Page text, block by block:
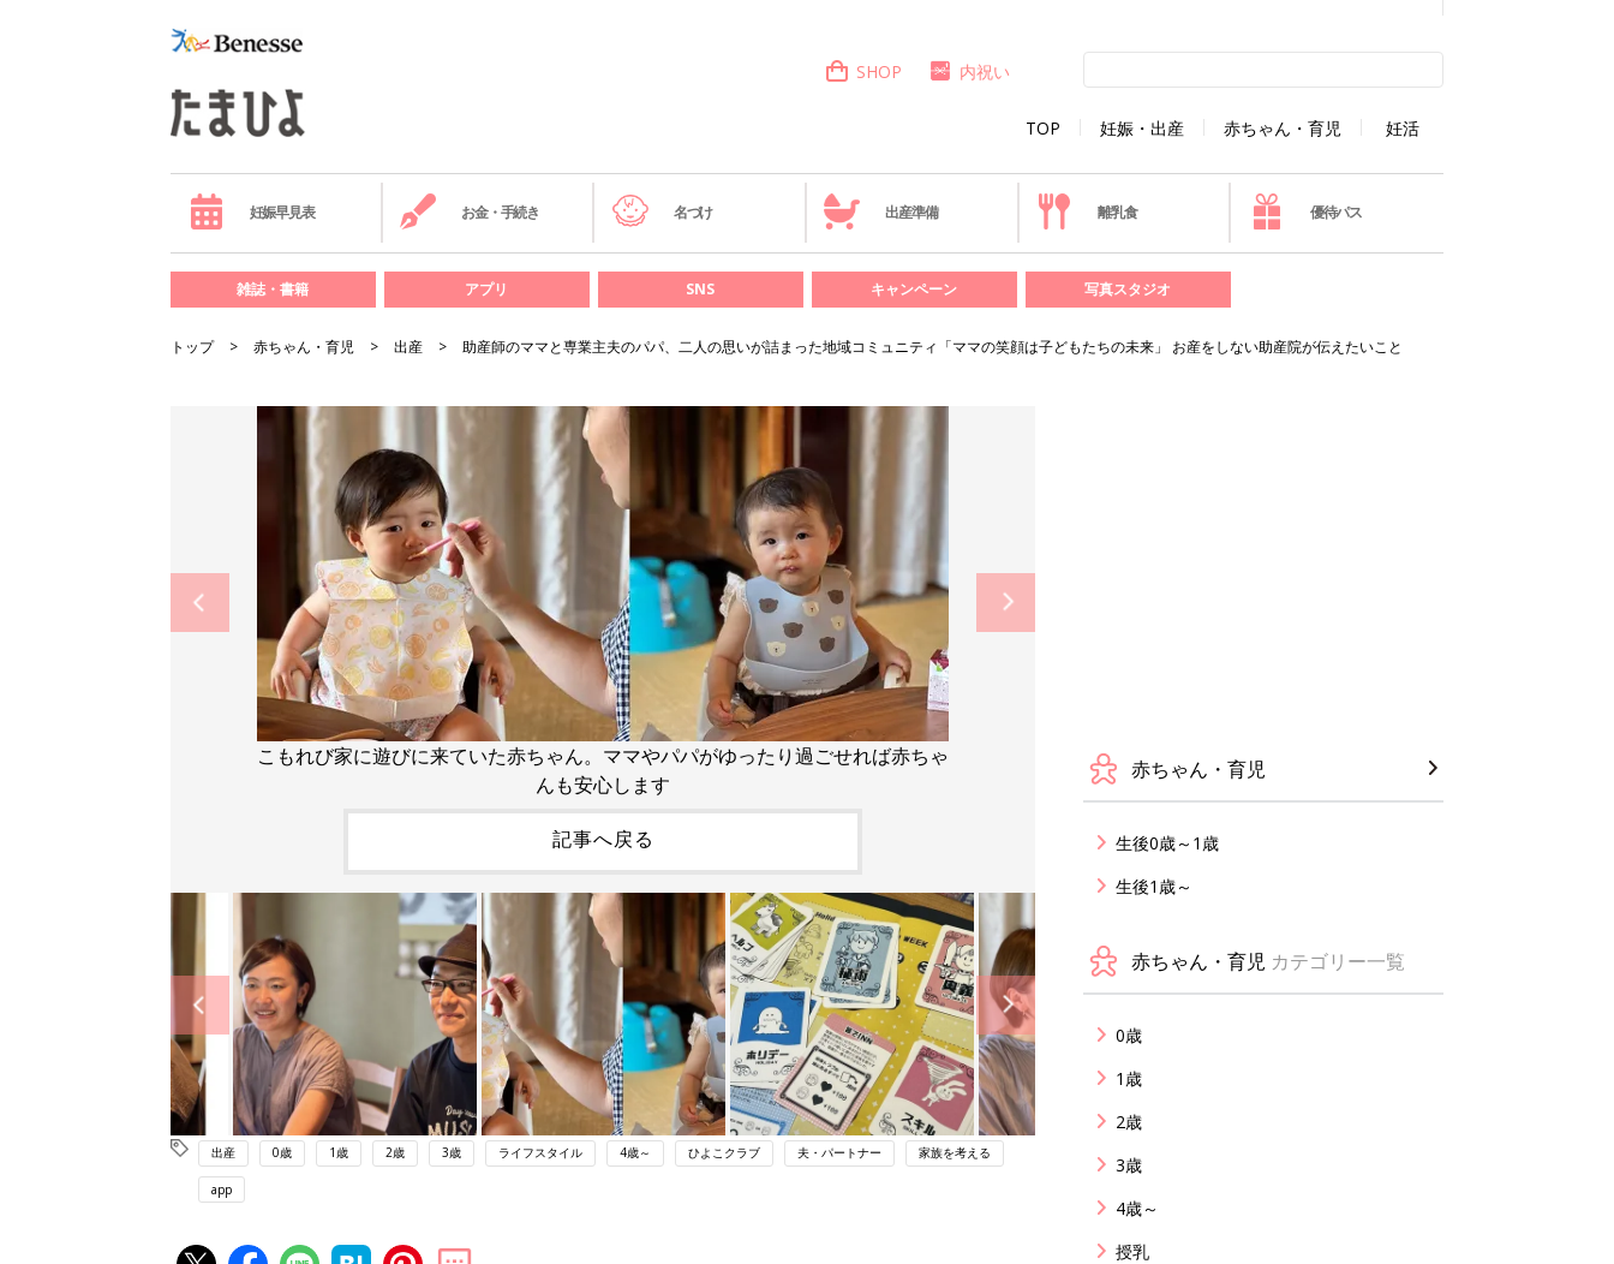
TOP 妊娠・出産 赤ちゃん・育児 妊活
SHOP 内祝い
妊娠早見表 お金・手続き 名づけ 出産準備 離乳食 優待パス
雑誌・書籍 アプリ SNS キャンペーン 写真スタジオ
トップ 赤ちゃん・育児 出産 助産師のママと専業主夫のパパ、二人の思いが詰まった地域コミュニティ「ママの笑顔は子どもたちの未来」 お産をしない助産院が伝えたいこと
こもれび家に遊びに来ていた赤ちゃん。ママやパパがゆったり過ごせれば赤ちゃ
んも安心します
記事へ戻る
出産 0歳 1歳 2歳 3歳 ライフスタイル 4歳～ ひよこクラブ 夫・パートナー 家族を考える
app
赤ちゃん・育児
生後0歳～1歳
生後1歳～
赤ちゃん・育児 カテゴリー一覧
0歳
1歳
2歳
3歳
4歳～
授乳